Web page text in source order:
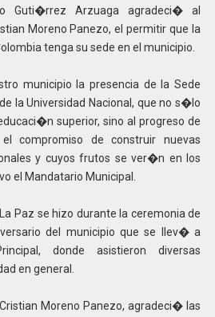
Guti�rrez Arzuaga agradeci� al
Moreno Panezo, el permitir que la
tenga su sede en el municipio.
municipio la presencia de la Sede
la Universidad Nacional, que no s�lo
superior, sino al progreso de
compromiso de construir nuevas
y cuyos frutos se ver�n en los
Mandatario Municipal.
Paz se hizo durante la ceremonia de
del municipio que se llev� a
donde asistieron diversas
en general.
Moreno Panezo, agradeci� las